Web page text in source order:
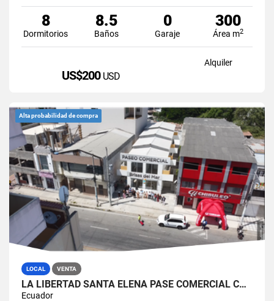
8
Dormitorios
8.5
Baños
0
Garaje
300
Área m2
Alquiler
US$200 USD
Alta probabilidad de compra
LOCAL VENTA
LA LIBERTAD SANTA ELENA PASE COMERCIAL CON 8 LOCALES EN VENTA
Ecuador